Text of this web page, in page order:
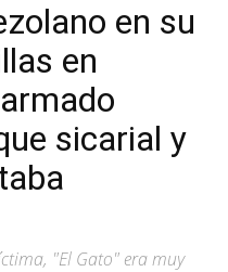
en su
en
sicarial y
"El Gato" era muy